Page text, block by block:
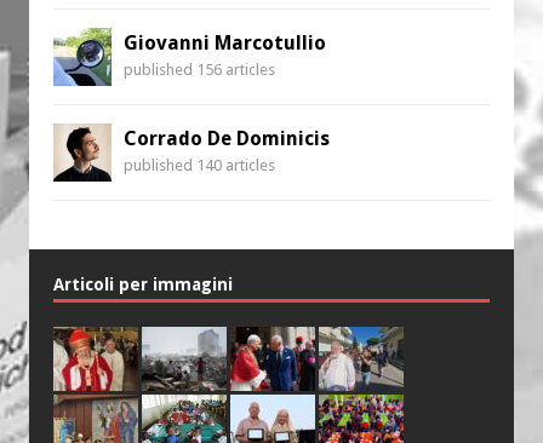
Giovanni Marcotullio
published 156 articles
Corrado De Dominicis
published 140 articles
Articoli per immagini